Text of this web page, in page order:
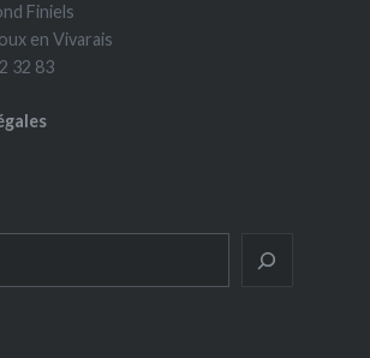
Finiels
en Vivarais
32 83